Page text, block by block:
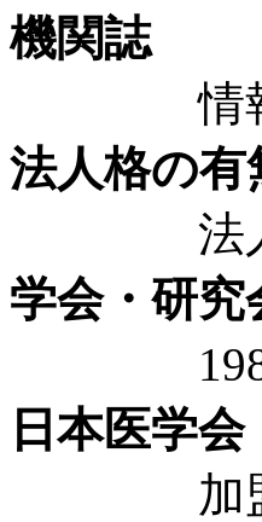
機関誌
情報
法人格の有
法人
学会・研究
1988
日本医学
加盟し